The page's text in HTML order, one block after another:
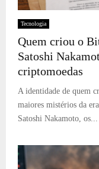
Tecnologia
Quem criou o
Satoshi
criptomoedas
A identidade de quem
maiores mistérios da
Satoshi Nakamoto, os...